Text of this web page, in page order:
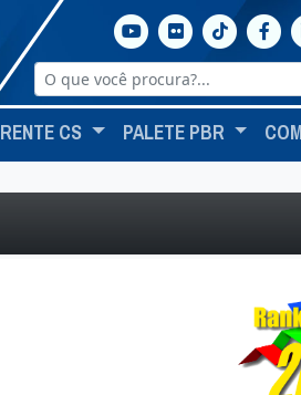
CS PALETE PBR